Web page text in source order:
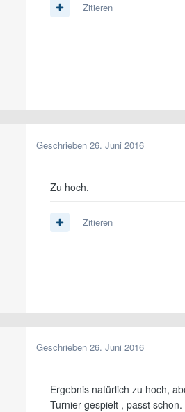
Zitieren
Geschrieben 26. Juni 2016
Zu hoch.
Zitieren
Geschrieben 26. Juni 2016
Ergebnis natürlich zu hoch,
Turnier gespielt , passt schon.